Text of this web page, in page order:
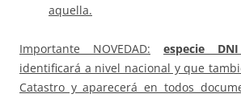
aquella.
Importante NOVEDAD: especie
identificará a nivel nacional y que
Catastro y aparecerá en todos